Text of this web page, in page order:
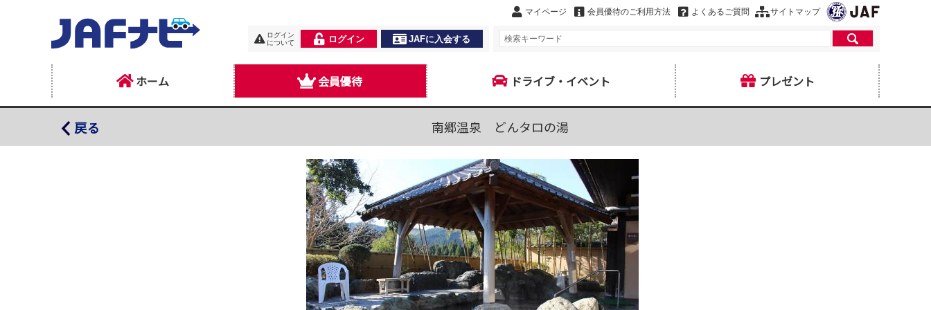
マイページ 会員優待のご利用方法 よくあるご質問 サイトマップ
ログイン
について
ログイン JAFに入会する
ホーム 会員優待 ドライブ・イベント プレゼント
戻る 南郷温泉 どんタロの湯
南郷温泉 どんタロの湯